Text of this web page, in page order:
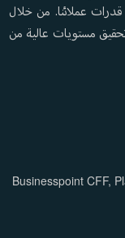
عملائنا. من خلال
مستويات عالية من
Businesspoint CFF,